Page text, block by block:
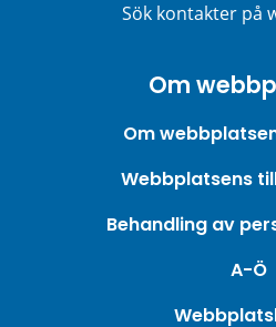
Sök kontakter på
Om
Om
Webbplatsens
Behandling av
A-Ö